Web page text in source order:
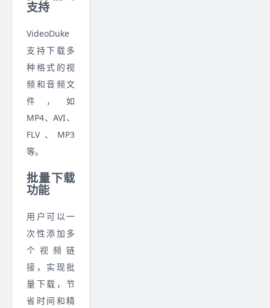
支持
VideoDuke
支持下载多
种格式的视
频和音频文
件，如
MP4、AVI、
FLV、MP3
等。
批量下载
功能
用户可以一
次性添加多
个视频链
接，实现批
量下载，节
省时间和精